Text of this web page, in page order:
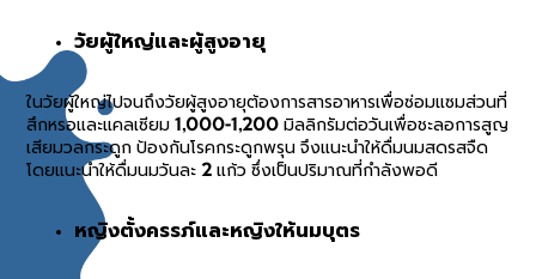
วัยผู้ใหญ่และผู้สูงอายุ
ในวัยผู้ใหญ่ไปจนถึงวัยผู้สูงอายุต้องการสารอาหารเพื่อซ่อมแซมส่วนที่
สึกหรอและแคลเซียม 1,000-1,200 มิลลิกรัมต่อวันเพื่อชะลอการสูญ
เสียมวลกระดูก ป้องกันโรคกระดูกพรุน จึงแนะนำให้ดื่มนมสดรสจืด
โดยแนะนำให้ดื่มนมวันละ 2 แก้ว ซึ่งเป็นปริมาณที่กำลังพอดี
หญิงตั้งครรภ์และหญิงให้นมบุตร